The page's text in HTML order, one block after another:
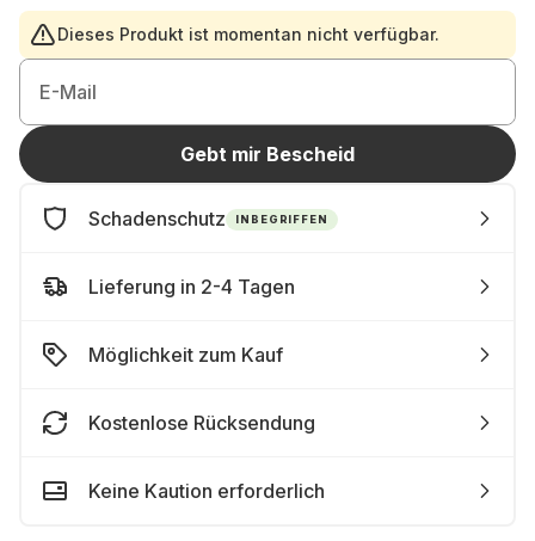
Dieses Produkt ist momentan nicht verfügbar.
E-Mail
Gebt mir Bescheid
Schadenschutz INBEGRIFFEN
Lieferung in 2-4 Tagen
Möglichkeit zum Kauf
Kostenlose Rücksendung
Keine Kaution erforderlich